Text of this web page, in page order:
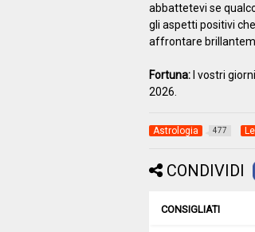
abbattetevi se
gli aspetti positivi
affrontare
Fortuna:I vostri
2026.
Astrologia 477
CONDIVIDI
CONSIGLIATI